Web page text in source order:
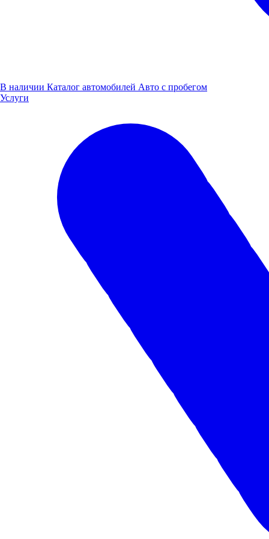
В наличии Каталог автомобилей Авто с пробегом
Услуги